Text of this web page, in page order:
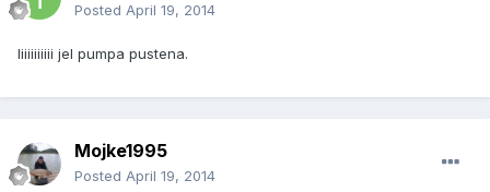
Posted April 19, 2014
Iiiiiiiiiii jel pumpa pustena.
Mojke1995
Posted April 19, 2014